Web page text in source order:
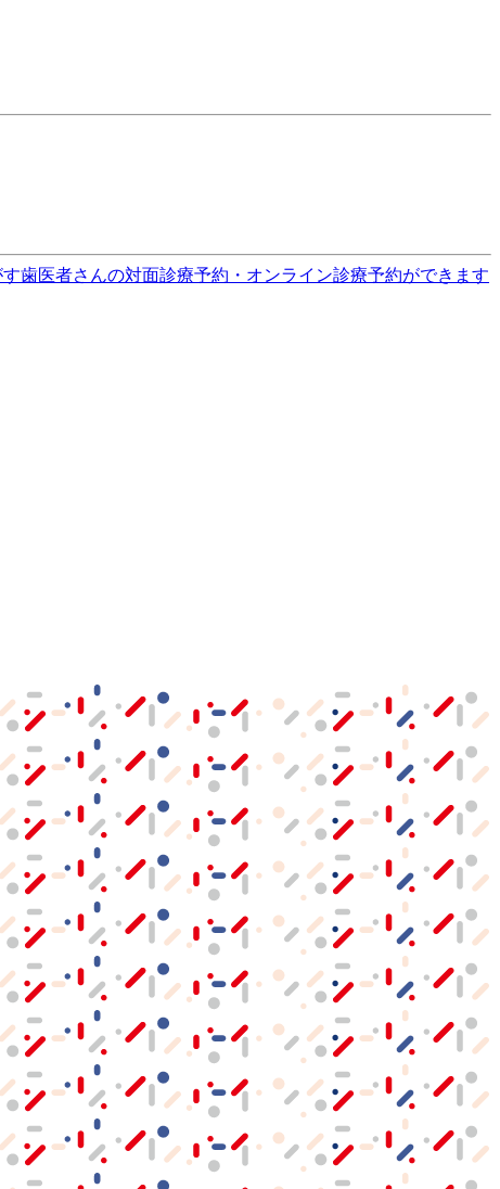
歯医者さんの対面診療予約・オンライン診療予約ができます